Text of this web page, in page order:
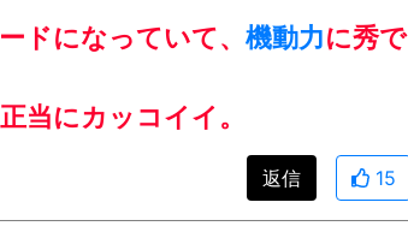
ドになっていて、 機動力に秀で
当にカッコイイ。
返信 15